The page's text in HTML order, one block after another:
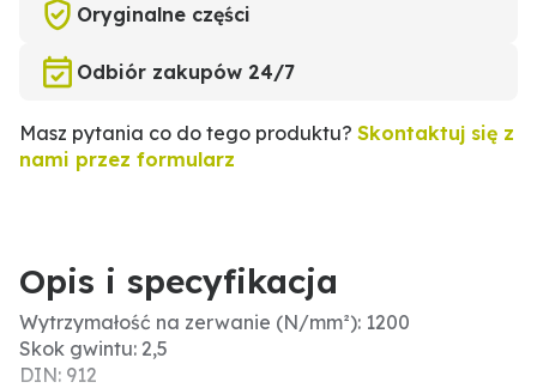
Oryginalne części
Odbiór zakupów 24/7
Masz pytania co do tego produktu? Skontaktuj się z
nami przez formularz
Opis i specyfikacja
Wytrzymałość na zerwanie (N/mm²): 1200
Skok gwintu: 2,5
DIN: 912